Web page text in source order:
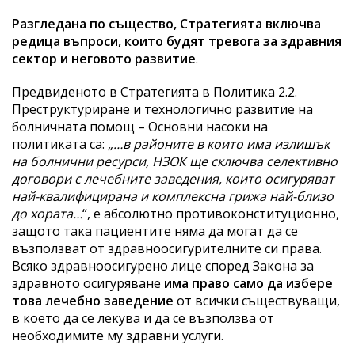
Разгледана по същество, Стратегията включва
редица въпроси, които будят тревога за здравния
сектор и неговото развитие.
Предвиденото в Стратегията в Политика 2.2.
Преструктуриране и технологично развитие на
болничната помощ – Основни насоки на
политиката са: „…в районите в които има излишък
на болнични ресурси, НЗОК ще сключва селективно
договори с лечебните заведения, които осигуряват
най-квалифицирана и комплексна грижа най-близо
до хората…“, е абсолютно противоконституционно,
защото така пациентите няма да могат да се
възползват от здравноосигурителните си права.
Всяко здравноосигурено лице според Закона за
здравното осигуряване има право само да избере
това лечебно заведение от всички съществуващи,
в което да се лекува и да се възползва от
необходимите му здравни услуги.